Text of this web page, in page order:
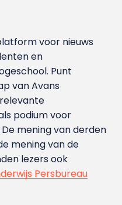
voor nieuws
en
Punt
van Avans
podium voor
mening van derden
mening van de
lezers ook
Persbureau